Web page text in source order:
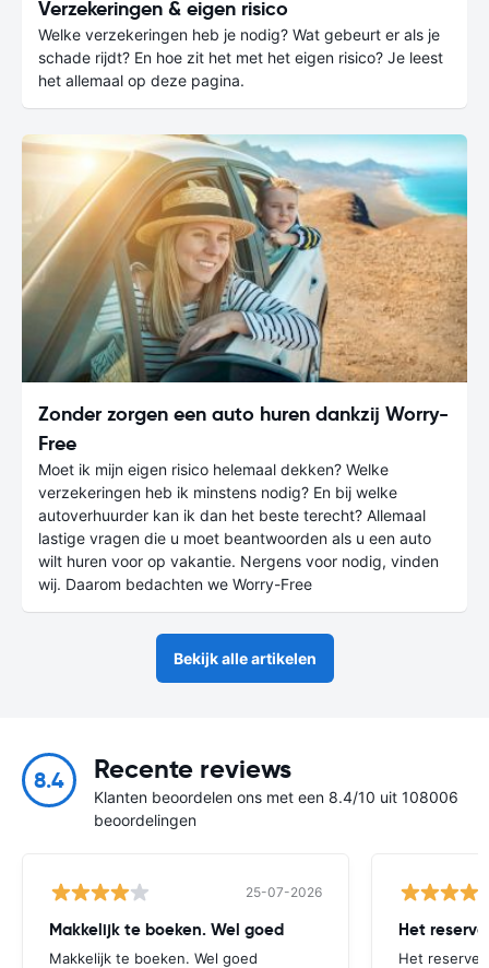
Verzekeringen & eigen risico
Welke verzekeringen heb je nodig? Wat gebeurt er als je
schade rijdt? En hoe zit het met het eigen risico? Je leest
het allemaal op deze pagina.
Zonder zorgen een auto huren dankzij Worry-
Free
Moet ik mijn eigen risico helemaal dekken? Welke
verzekeringen heb ik minstens nodig? En bij welke
autoverhuurder kan ik dan het beste terecht? Allemaal
lastige vragen die u moet beantwoorden als u een auto
wilt huren voor op vakantie. Nergens voor nodig, vinden
wij. Daarom bedachten we Worry-Free
Bekijk alle artikelen
8.4 Recente reviews
Klanten beoordelen ons met een 8.4/10 uit 108006
beoordelingen
25-07-2026
Makkelijk te boeken. Wel goed
Makkelijk te boeken. Wel goed
Het
Het